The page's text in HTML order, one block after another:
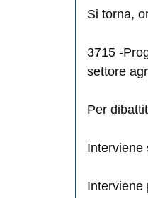
Si torna,
3715-
settore
Per
Interviene
Interviene